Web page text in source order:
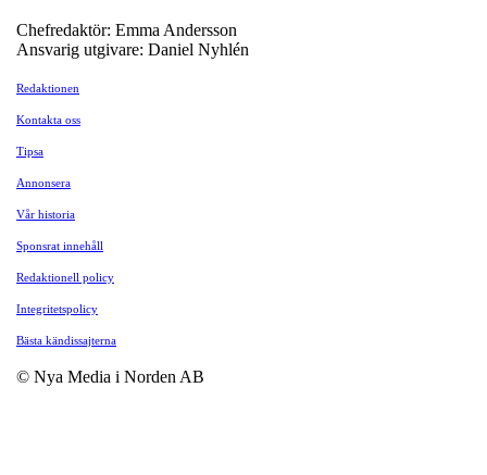
Chefredaktör: Emma Andersson
Ansvarig utgivare: Daniel Nyhlén
Redaktionen
Kontakta oss
Tipsa
Annonsera
Vår historia
Sponsrat innehåll
Redaktionell policy
Integritetspolicy
Bästa kändissajterna
© Nya Media i Norden AB